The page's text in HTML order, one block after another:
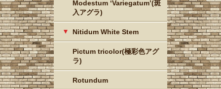
Modestum ‘Variegatum’(斑
入アグラ)
Nitidum White Stem
Pictum tricolor(極彩色アグ
ラ)
Rotundum